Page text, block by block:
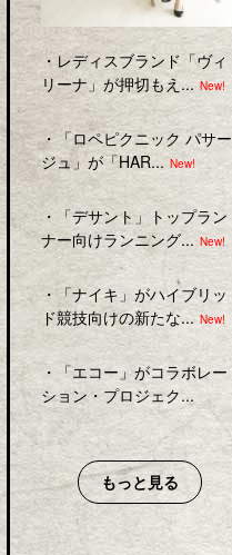
・ レディスブランド「ヴィ
リーナ」が押切もえ... New!
・ 「ロペピクニック パサー
ジュ」が「HAR... New!
・
「デサント」トップラン
ナー向けランニング... New!
・ 「ナイキ」がハイブリッ
ド競技向けの新たな... New!
・
「エコー」がコラボレー
ション・プロジェク...
もっと見る